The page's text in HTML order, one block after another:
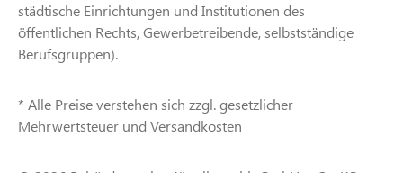
städtische Einrichtungen und Institutionen des
öffentlichen Rechts, Gewerbetreibende, selbstständige
Berufsgruppen).
* Alle Preise verstehen sich zzgl. gesetzlicher
Mehrwertsteuer und Versandkosten